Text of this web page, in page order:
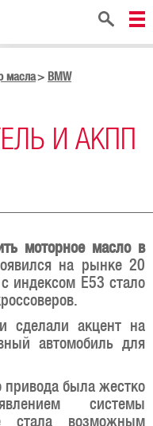
Поиск
масла
BMW
И АКПП
моторное масло в
на рынке 20
индексом E53 стало
сделали акцент на
автомобиль для
привода была жестко
системы
стала возможным